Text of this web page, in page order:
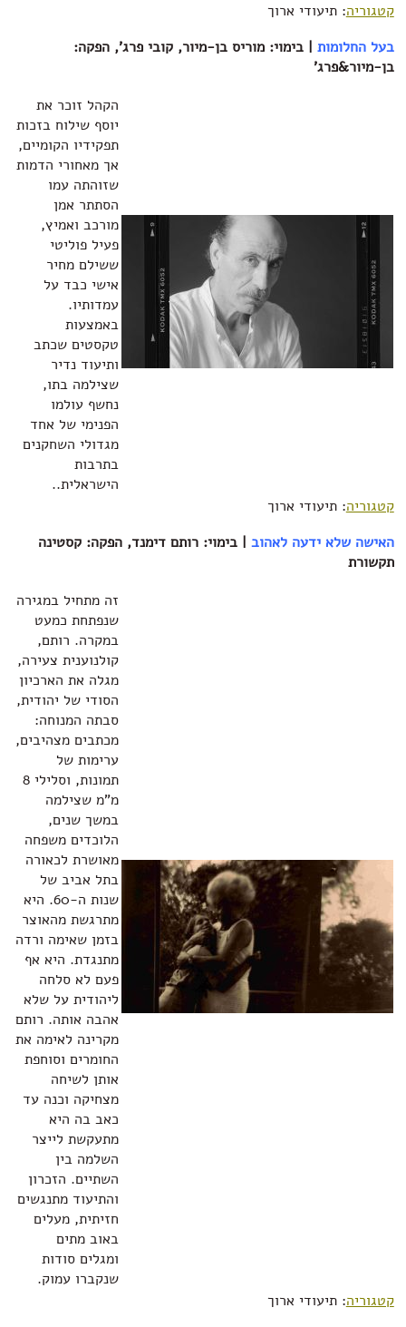
קטגוריה: תיעודי ארוך
בעל החלומות | בימוי: מוריס בן-מיור, קובי פרג', הפקה:
בן-מיור&פרג'‏
הקהל זוכר את
יוסף שילוח בזכות
תפקידיו הקומיים,
אך מאחורי הדמות
שזוהתה עמו
הסתתר אמן
מורכב ואמיץ,
פעיל פוליטי
ששילם מחיר
אישי כבד על
עמדותיו.
באמצעות
טקסטים שכתב
ותיעוד נדיר
שצילמה בתו,
נחשף עולמו
הפנימי של אחד
מגדולי השחקנים
בתרבות
הישראלית..
קטגוריה: תיעודי ארוך
האישה שלא ידעה לאהוב | בימוי: רותם דימנד, הפקה: קסטינה
תקשורת
זה מתחיל במגירה
שנפתחת כמעט
במקרה. רותם,
קולנוענית צעירה,
מגלה את הארכיון
הסודי של יהודית,
סבתה המנוחה:
מכתבים מצהיבים,
ערימות של
תמונות, וסלילי 8
מ"מ שצילמה
במשך שנים,
הלוכדים משפחה
מאושרת לכאורה
בתל אביב של
שנות ה-60. היא
מתרגשת מהאוצר
בזמן שאימה ורדה
מתנגדת. היא אף
פעם לא סלחה
ליהודית על שלא
אהבה אותה. רותם
מקרינה לאימה את
החומרים וסוחפת
אותן לשיחה
מצחיקה וכנה עד
כאב בה היא
מתעקשת לייצר
השלמה בין
השתיים. הזכרון
והתיעוד מתנגשים
חזיתית, מעלים
באוב מתים
ומגלים סודות
שנקברו עמוק.
קטגוריה: תיעודי ארוך